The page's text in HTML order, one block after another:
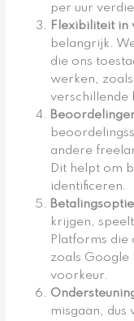
per uur
Flexibiliteit in
belangrijk.
die ons
werken,
verschillende
andere
Dit helpt om
identificeren.
krijgen,
Platforms die
zoals Google
voorkeur.
misgaan,